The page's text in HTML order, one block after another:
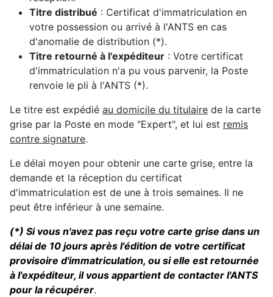
Titre distribué : Certificat d'immatriculation en
votre possession ou arrivé à l'ANTS en cas
d'anomalie de distribution (*).
Titre retourné à l'expéditeur : Votre certificat
d'immatriculation n'a pu vous parvenir, la Poste
renvoie le pli à l'ANTS (*).
Le titre est expédié au domicile du titulaire de la carte
grise par la Poste en mode "Expert", et lui est remis
contre signature.
Le délai moyen pour obtenir une carte grise, entre la
demande et la réception du certificat
d'immatriculation est de une à trois semaines. Il ne
peut être inférieur à une semaine.
(*) Si vous n'avez pas reçu votre carte grise dans un
délai de 10 jours après l'édition de votre certificat
provisoire d'immatriculation, ou si elle est retournée
à l'expéditeur, il vous appartient de contacter l'ANTS
pour la récupérer.